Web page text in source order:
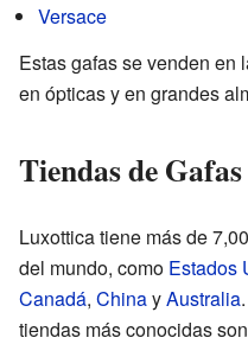
Versace
Estas gafas se venden en
en ópticas y en grandes
Tiendas de
Luxottica tiene más de
del mundo, como Estados
Canadá, ChinayAustralia
tiendas más conocidas